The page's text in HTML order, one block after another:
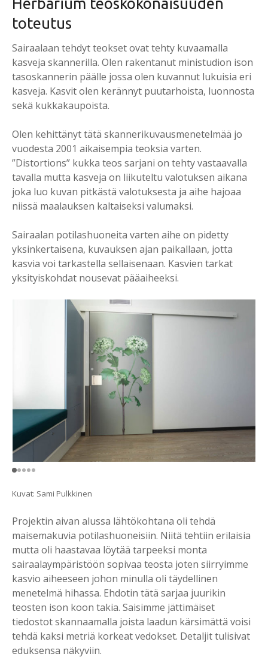
toteutus
Sairaalaan tehdyt teokset ovat tehty kuvaamalla
kasveja skannerilla. Olen rakentanut ministudion ison
tasoskannerin päälle jossa olen kuvannut lukuisia eri
kasveja. Kasvit olen kerännyt puutarhoista, luonnosta
sekä kukkakaupoista.
Olen kehittänyt tätä skannerikuvausmenetelmää jo
vuodesta 2001 aikaisempia teoksia varten.
”Distortions” kukka teos sarjani on tehty vastaavalla
tavalla mutta kasveja on liikuteltu valotuksen aikana
joka luo kuvan pitkästä valotuksesta ja aihe hajoaa
niissä maalauksen kaltaiseksi valumaksi.
Sairaalan potilashuoneita varten aihe on pidetty
yksinkertaisena, kuvauksen ajan paikallaan, jotta
kasvia voi tarkastella sellaisenaan. Kasvien tarkat
yksityiskohdat nousevat pääaiheeksi.
Kuvat: Sami Pulkkinen
Projektin aivan alussa lähtökohtana oli tehdä
maisemakuvia potilashuoneisiin. Niitä tehtiin erilaisia
mutta oli haastavaa löytää tarpeeksi monta
sairaalaympäristöön sopivaa teosta joten siirryimme
kasvio aiheeseen johon minulla oli täydellinen
menetelmä hihassa. Ehdotin tätä sarjaa juurikin
teosten ison koon takia. Saisimme jättimäiset
tiedostot skannaamalla joista laadun kärsimättä voisi
tehdä kaksi metriä korkeat vedokset. Detaljit tulisivat
eduksensa näkyviin.